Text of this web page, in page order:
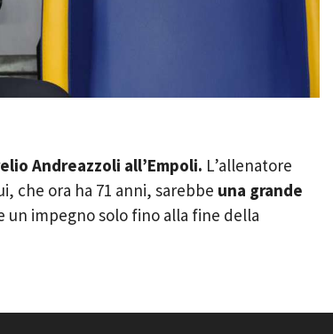
Andreazzoli all’Empoli. L’allenatore
che ora ha 71 anni, sarebbe una grande
un impegno solo fino alla fine della